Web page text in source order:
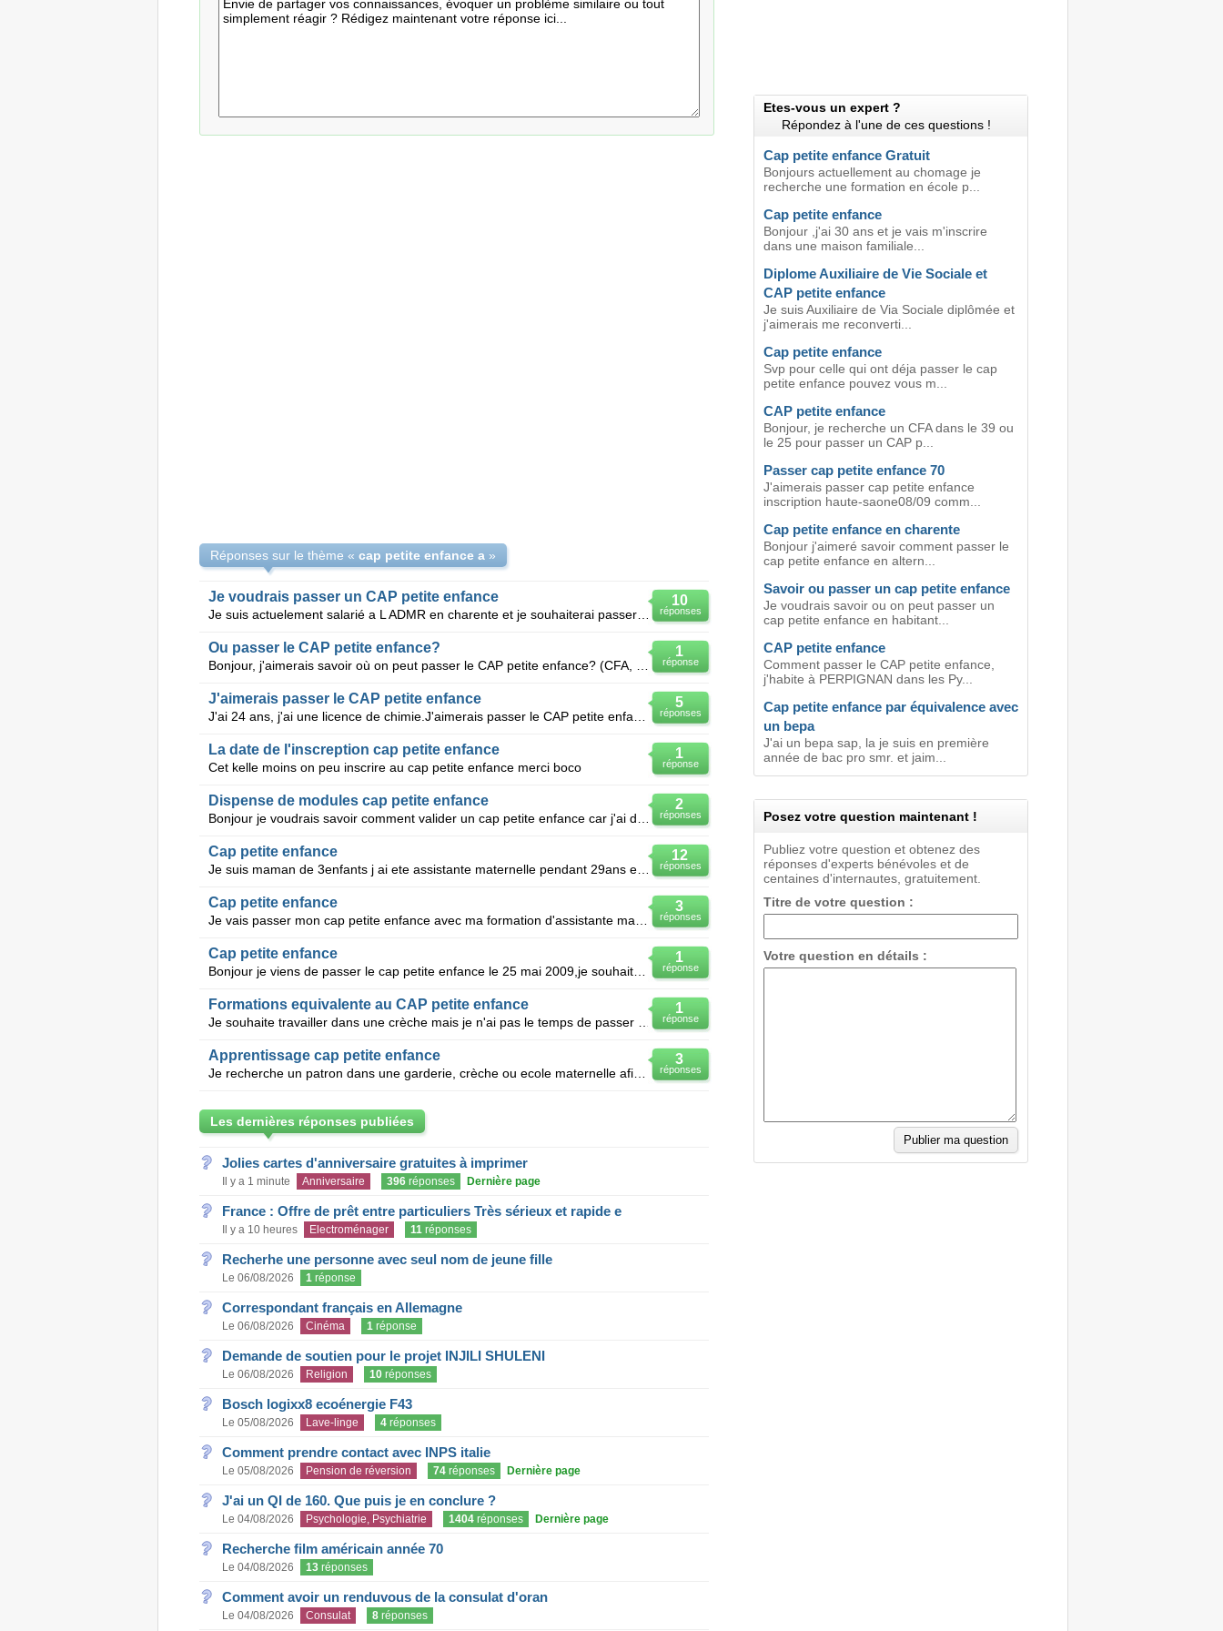
Réponses sur le thème « cap petite enfance a»
10
réponses
Je voudrais passer un CAP petite enfance
Je suis actuelement salarié a L ADMR en charente et je souhaiterai passer un CAP petite enfance. po
1
réponse
Ou passer le CAP petite enfance?
5
réponses
J'aimerais passer le CAP petite enfance
1
réponse
La date de l'inscreption cap petite enfance
Cet kelle moins on peu inscrire au cap petite enfance merci boco
2
réponses
Dispense de modules cap petite enfance
12
réponses
Cap petite enfance
Je suis maman de 3enfants j ai ete assistante maternelle pendant 29ans et j ai le bafa pour rentrer
3
réponses
Cap petite enfance
1
réponse
Cap petite enfance
Bonjour je viens de passer le cap petite enfance le 25 mai 2009,je souhaiterais savoir quand j'aurai
1
réponse
Formations equivalente au CAP petite enfance
3
réponses
Apprentissage cap petite enfance
Je recherche un patron dans une garderie, crèche ou ecole maternelle afin de passer mon cap petite e
Les dernières réponses publiées
Jolies cartes d'anniversaire gratuites à imprimer
Il y a 1 minute Anniversaire 396réponses Dernière page
France : Offre de prêt entre particuliers Très sérieux et rapide e
Il y a 10 heures Electroménager 11réponses
Recherhe une personne avec seul nom de jeune fille
Le 06/08/2026 1réponse
Correspondant français en Allemagne
Le 06/08/2026 Cinéma 1réponse
Demande de soutien pour le projet INJILI SHULENI
Le 06/08/2026 Religion 10réponses
Bosch logixx8 ecoénergie F43
Le 05/08/2026 Lave-linge 4réponses
Comment prendre contact avec INPS italie
Le 05/08/2026 Pension de réversion 74réponses Dernière page
J'ai un QI de 160. Que puis je en conclure ?
Le 04/08/2026 Psychologie, Psychiatrie 1404réponses Dernière page
Recherche film américain année 70
Le 04/08/2026 13réponses
Comment avoir un renduvous de la consulat d'oran
Le 04/08/2026 Consulat 8réponses
Etes-vous un expert ?
Répondez à l'une de ces questions !
Cap petite enfance Gratuit
Bonjours actuellement au chomage je
recherche une formation en école p...
Cap petite enfance
Bonjour ,j'ai 30 ans et je vais m'inscrire
dans une maison familiale...
Diplome Auxiliaire de Vie Sociale et
CAP petite enfance
Je suis Auxiliaire de Via Sociale diplômée et
j'aimerais me reconverti...
Cap petite enfance
Svp pour celle qui ont déja passer le cap
petite enfance pouvez vous m...
CAP petite enfance
Bonjour, je recherche un CFA dans le 39 ou
le 25 pour passer un CAP p...
Passer cap petite enfance 70
J'aimerais passer cap petite enfance
inscription haute-saone08/09 comm...
Cap petite enfance en charente
Bonjour j'aimeré savoir comment passer le
cap petite enfance en altern...
Savoir ou passer un cap petite enfance
Je voudrais savoir ou on peut passer un
cap petite enfance en habitant...
CAP petite enfance
Comment passer le CAP petite enfance,
j'habite à PERPIGNAN dans les Py...
Cap petite enfance par équivalence avec
un bepa
J'ai un bepa sap, la je suis en première
année de bac pro smr. et jaim...
Posez votre question maintenant !
Publiez votre question et obtenez des
réponses d'experts bénévoles et de
centaines d'internautes, gratuitement.
Titre de votre question :
Votre question en détails :